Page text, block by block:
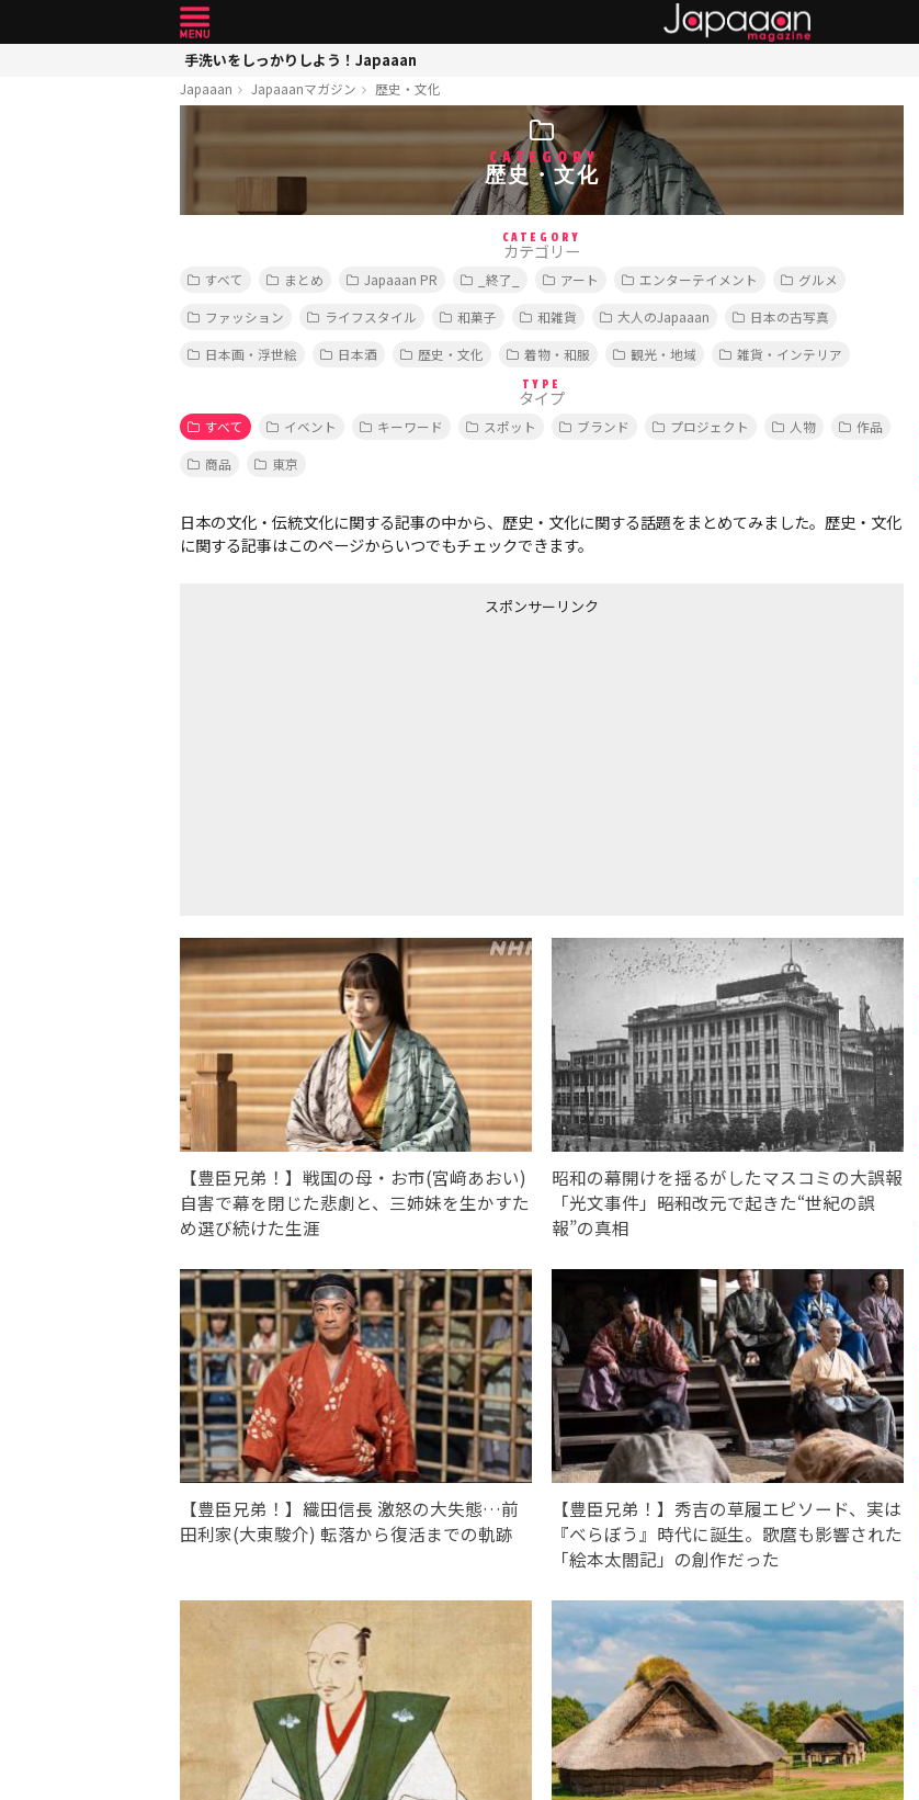
手洗いをしっかりしよう！Japaaan
Japaaan Japaaanマガジン 歴史・文化
CATEGORY
歴史・文化
CATEGORY
カテゴリー
すべて まとめ Japaaan PR _終了_ アート エンターテイメント
グルメ
ファッション
ライフスタイル 和菓子 和雑貨 大人のJapaaan
日本の古写真
日本画・浮世絵
日本酒 歴史・文化 着物・和服 観光・地域 雑貨・インテリア
TYPE
タイプ
すべて イベント キーワード スポット ブランド プロジェクト 人物
作品
商品
東京
日本の文化・伝統文化に関する記事の中から、歴史・文化に関する話題をまとめてみました。歴史・文化
に関する記事はこのページからいつでもチェックできます。
スポンサーリンク
【豊臣兄弟！】戦国の母・お市(宮﨑あおい)
自害で幕を閉じた悲劇と、三姉妹を生かすた
め選び続けた生涯
昭和の幕開けを揺るがしたマスコミの大誤報
「光文事件」――昭和改元で起きた“世紀の誤
報”の真相
【豊臣兄弟！】織田信長 激怒の大失態…前
田利家(大東駿介) 転落から復活までの軌跡
【豊臣兄弟！】秀吉の草履エピソード、実は
『べらぼう』時代に誕生。歌麿も影響された
「絵本太閤記」の創作だった